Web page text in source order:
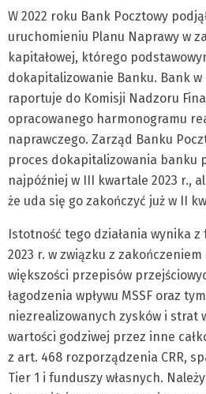
W 2022 roku Bank Pocztowy
uruchomieniu Planu Naprawy w
kapitałowej, którego
dokapitalizowanie Banku. Bank
raportuje do Komisji Nadzoru
opracowanego harmonogramu
naprawczego. Zarząd Banku
proces dokapitalizowania banku
najpóźniej w III kwartale 2023 r.,
że uda się go zakończyć już w II
Istotność tego działania wynika z
2023 r. w związku z
większości przepisów
łagodzenia wpływu MSSF oraz
niezrealizowanych zysków i strat
wartości godziwej przez inne
z art. 468 rozporządzenia CRR,
Tier 1 i funduszy własnych.